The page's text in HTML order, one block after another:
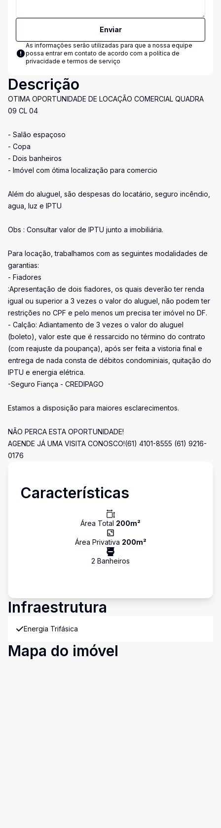
Enviar
As informações serão utilizadas para que a nossa equipe
possa entrar em contato de acordo com a política de
privacidade e termos de serviço
Descrição
OTIMA OPORTUNIDADE DE LOCAÇÃO COMERCIAL QUADRA
09 CL 04
- Salão espaçoso
- Copa
- Dois banheiros
- Imóvel com ótima localização para comercio
Além do aluguel, são despesas do locatário, seguro incêndio,
agua, luz e IPTU
Obs : Consultar valor de IPTU junto a imobiliária.
Para locação, trabalhamos com as seguintes modalidades de
garantias:
- Fiadores
:Apresentação de dois fiadores, os quais deverão ter renda
igual ou superior a 3 vezes o valor do aluguel, não podem ter
restrições no CPF e pelo menos um precisa ter imóvel no DF.
- Calção: Adiantamento de 3 vezes o valor do aluguel
(boleto), valor este que é ressarcido no término do contrato
(com reajuste da poupança), após ser feita a vistoria final e
entrega de nada consta de débitos condominiais, quitação do
IPTU e energia elétrica.
-Seguro Fiança - CREDIPAGO
Estamos a disposição para maiores esclarecimentos.
NÃO PERCA ESTA OPORTUNIDADE!
AGENDE JÁ UMA VISITA CONOSCO!(61) 4101-8555 (61) 9216-
0176
Características
Área Total 200m²
Área Privativa 200m²
2 Banheiros
Infraestrutura
Energia Trifásica
Mapa do imóvel